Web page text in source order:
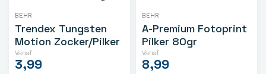
BEHR
Trendex Tungsten
Motion Zocker/Pilker
Vanaf
3,99
BEHR
A-Premium Fotoprint
Pilker 80gr
Vanaf
8,99